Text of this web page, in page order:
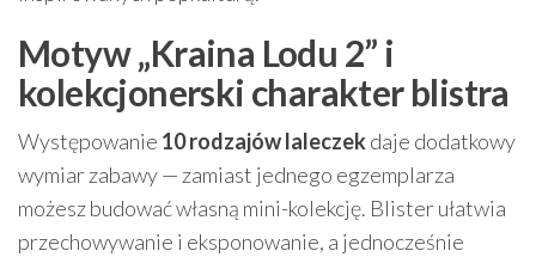
Motyw „Kraina Lodu 2” i
kolekcjonerski charakter blistra
Występowanie 10 rodzajów laleczekdaje dodatkowy
wymiar zabawy — zamiast jednego egzemplarza
możesz budować własną mini-kolekcję. Blister ułatwia
przechowywanie i eksponowanie, a jednocześnie